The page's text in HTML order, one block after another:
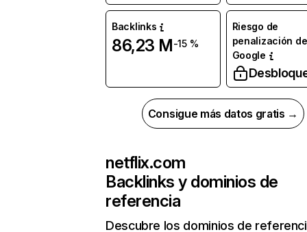
Backlinks
86,23 M-15 %
Riesgo de
penalización de
Google
Consigue más datos gratis →
netflix.com
Backlinks y dominios de
referencia
Descubre los dominios de